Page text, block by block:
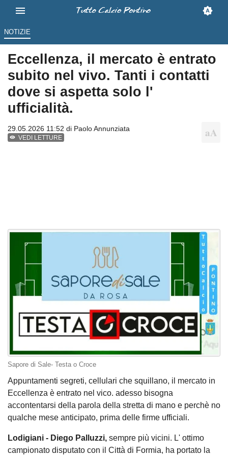
NOTIZIE
Eccellenza, il mercato è entrato
subito nel vivo. Tanti i contatti
dove si aspetta solo l'
ufficialità.
29.05.2026 11:52 di Paolo Annunziata
VEDI LETTURE
Sapore di Sale- Testa o Croce
Appuntamenti segreti, cellulari che squillano, il mercato in
Eccellenza è entrato nel vico. adesso bisogna
accontentarsi della parola della stretta di mano e perchè no
qualche mese anticipato, prima delle firme ufficiali.
Lodigiani - Diego Palluzzi, sempre più vicini. L' ottimo
campionato disputato con il Città di Formia, ha portato la